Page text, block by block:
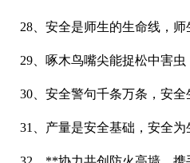
28、安全是师生的生命线，师
29、啄木鸟嘴尖能捉松中害虫
30、安全警句千条万条，安全
31、产量是安全基础，安全为